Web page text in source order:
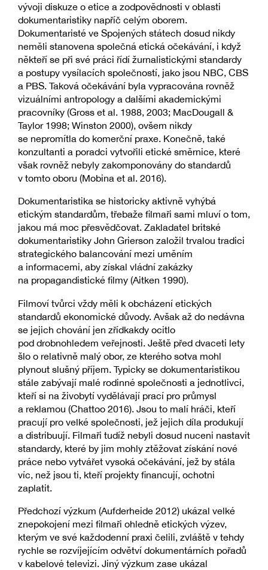
vývoji diskuze o etice a zodpovědnosti v oblasti
dokumentaristiky napříč celým oborem.
Dokumentaristé ve Spojených státech dosud nikdy
neměli stanovena společná etická očekávání, i když
někteří se při své práci řídí žurnalistickými standardy
a postupy vysílacích společností, jako jsou NBC, CBS
a PBS. Taková očekávání byla vypracována rovněž
vizuálními antropology a dalšími akademickými
pracovníky (Gross et al. 1988, 2003; MacDougall &
Taylor 1998; Winston 2000), ovšem nikdy
se nepromítla do komerční praxe. Konečně, také
konzultanti a poradci vytvořili etické směrnice, které
však rovněž nebyly zakomponovány do standardů
v tomto oboru (Mobina et al. 2016).
Dokumentaristika se historicky aktivně vyhýbá
etickým standardům, třebaže filmaři sami mluví o tom,
jakou má moc přesvědčovat. Zakladatel britské
dokumentaristiky John Grierson založil trvalou tradici
strategického balancování mezi uměním
a informacemi, aby získal vládní zakázky
na propagandistické filmy (Aitken 1990).
Filmoví tvůrci vždy měli k obcházení etických
standardů ekonomické důvody. Avšak až do nedávna
se jejich chování jen zřídkakdy ocitlo
pod drobnohledem veřejnosti. Ještě před dvaceti lety
šlo o relativně malý obor, ze kterého sotva mohl
plynout slušný příjem. Typicky se dokumentaristikou
stále zabývají malé rodinné společnosti a jednotlivci,
kteří si na živobytí vydělávají prací pro průmysl
a reklamou (Chattoo 2016). Jsou to malí hráči, kteří
pracují pro velké společnosti, jež jejich díla produkují
a distribuují. Filmaři tudíž nebyli dosud nuceni nastavit
standardy, které by jim mohly ztěžovat získání nové
práce nebo vytvářet vysoká očekávání, jež by stála
víc, než jsou ti, kteří projekty financují, ochotni
zaplatit.
Předchozí výzkum (Aufderheide 2012) ukázal velké
znepokojení mezi filmaři ohledně etických výzev,
kterým ve své každodenní praxi čelili, zvláště v tehdy
rychle se rozvíjejícím odvětví dokumentárních pořadů
v kabelové televizi. Jiný výzkum zase ukázal